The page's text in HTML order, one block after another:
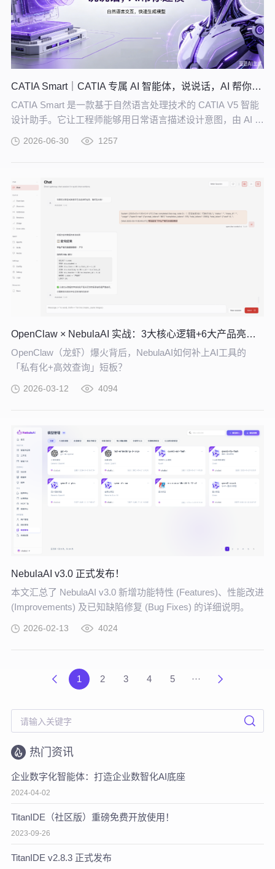
CATIA Smart｜CATIA 专属 AI 智能体，说说话，AI 帮你建模
CATIA Smart 是一款基于自然语言处理技术的 CATIA V5 智能
设计助手。它让工程师能够用日常语言描述设计意图，由 AI 自
2026-06-30 1257
OpenClaw × NebulaAI 实战：3大核心逻辑+6大产品亮点，企业 AI 提效必看
OpenClaw（龙虾）爆火背后，NebulaAI如何补上AI工具的
「私有化+高效查询」短板？
2026-03-12 4094
NebulaAI v3.0 正式发布！
本文汇总了 NebulaAI v3.0 新增功能特性 (Features)、性能改进
(Improvements) 及已知缺陷修复 (Bug Fixes) 的详细说明。
2026-02-13 4024
1 2 3 4 5 ···
热门资讯
企业数字化智能体：打造企业数智化AI底座
2024-04-02
TitanIDE（社区版）重磅免费开放使用！
2023-09-26
TitanIDE v2.8.3 正式发布